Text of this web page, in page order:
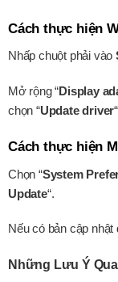
Cách thực hiện
Nhấp chuột phải vào
Mở rộng “Display
chọn “Update driver
Cách thực hiện
Chọn “System
Update“.
Nếu có bản cập nhật
Những Lưu Ý